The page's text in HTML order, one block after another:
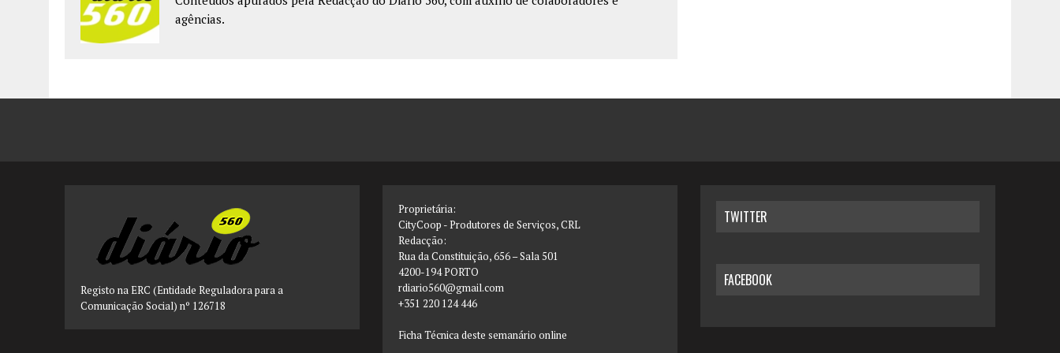
agências.
Registo na ERC (Entidade Reguladora para a
Comunicação Social) nº 126718
Proprietária:
CityCoop - Produtores de Serviços, CRL
Redacção:
Rua da Constituição, 656 – Sala 501
4200-194 PORTO
rdiario560@gmail.com
+351 220 124 446
Ficha Técnica deste semanário online
TWITTER
FACEBOOK